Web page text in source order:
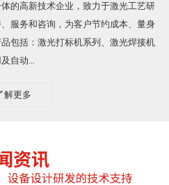
的高新技术企业，致力于激光工艺研
服务和咨询，为客户节约成本、量身
包括：激光打标机系列、激光焊接机
自动...
解更多